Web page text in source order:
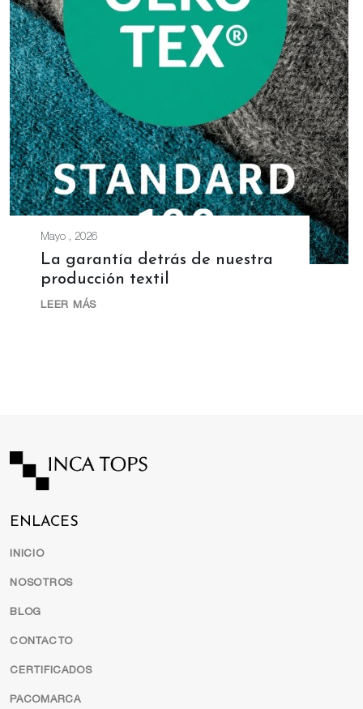
Mayo , 2026
La garantía detrás de nuestra
producción textil
LEER MÁS
ENLACES
INICIO
NOSOTROS
BLOG
CONTACTO
CERTIFICADOS
PACOMARCA